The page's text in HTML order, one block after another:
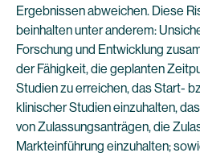
Ergebnissen abweichen. Diese
beinhalten unter anderem:
Forschung und Entwicklung
der Fähigkeit, die geplanten
Studien zu erreichen, das Start-
klinischer Studien einzuhalten,
von Zulassungsanträgen, die
Markteinführung einzuhalten;